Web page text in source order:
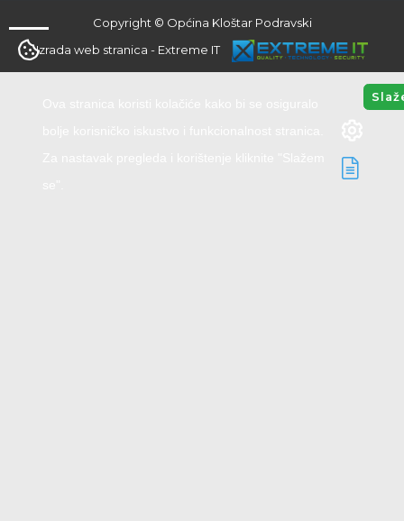
Copyright © Općina Kloštar Podravski
Izrada web stranica - Extreme IT